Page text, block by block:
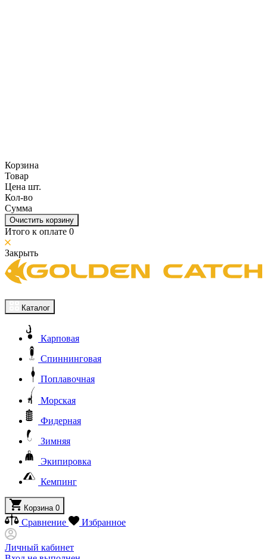
Корзина
Товар
Цена шт.
Кол-во
Сумма
Очистить корзину
Итого к оплате 0
Закрыть
Каталог
Карповая
Спиннинговая
Поплавочная
Морская
Фидерная
Зимняя
Экипировка
Кемпинг
Корзина 0
Сравнение Избранное
Личный кабинет